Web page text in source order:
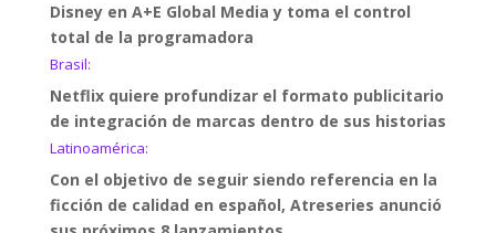
Disney en A+E Global Media y toma el control
total de la programadora
Brasil:
Netflix quiere profundizar el formato publicitario
de integración de marcas dentro de sus historias
Latinoamérica:
Con el objetivo de seguir siendo referencia en la
ficción de calidad en español, Atreseries anunció